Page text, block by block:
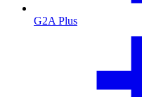
G2A Plus